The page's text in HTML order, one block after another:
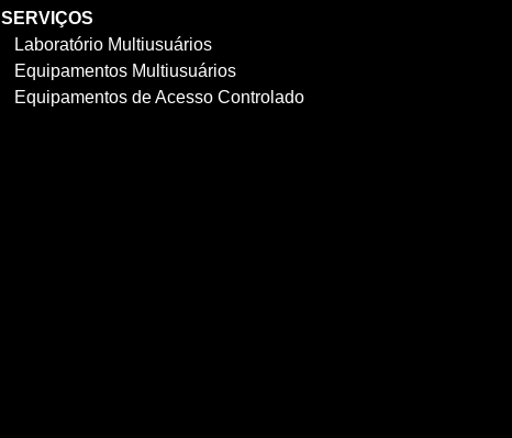
SERVIÇOS
Laboratório Multiusuários
Equipamentos Multiusuários
Equipamentos de Acesso Controlado